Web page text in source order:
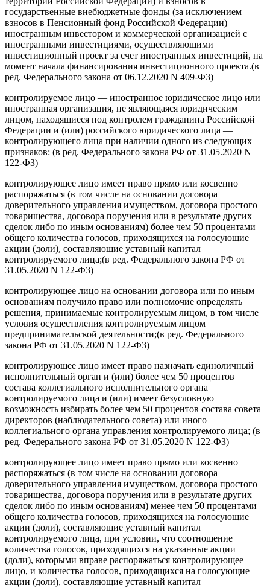
государственные внебюджетные фонды (за исключением
взносов в Пенсионный фонд Российской Федерации)
иностранным инвестором и коммерческой организацией с
иностранными инвестициями, осуществляющими
инвестиционный проект за счет иностранных инвестиций, на
момент начала финансирования инвестиционного проекта.(в
ред. Федерального закона от 06.12.2020 N 409-ФЗ)
контролируемое лицо — иностранное юридическое лицо или
иностранная организация, не являющаяся юридическим
лицом, находящиеся под контролем гражданина Российской
Федерации и (или) российского юридического лица —
контролирующего лица при наличии одного из следующих
признаков: (в ред. Федерального закона РФ от 31.05.2020 N
122-ФЗ)
контролирующее лицо имеет право прямо или косвенно
распоряжаться (в том числе на основании договора
доверительного управления имуществом, договора простого
товарищества, договора поручения или в результате других
сделок либо по иным основаниям) более чем 50 процентами
общего количества голосов, приходящихся на голосующие
акции (доли), составляющие уставный капитал
контролируемого лица;(в ред. Федерального закона РФ от
31.05.2020 N 122-ФЗ)
контролирующее лицо на основании договора или по иным
основаниям получило право или полномочие определять
решения, принимаемые контролируемым лицом, в том числе
условия осуществления контролируемым лицом
предпринимательской деятельности;(в ред. Федерального
закона РФ от 31.05.2020 N 122-ФЗ)
контролирующее лицо имеет право назначать единоличный
исполнительный орган и (или) более чем 50 процентов
состава коллегиального исполнительного органа
контролируемого лица и (или) имеет безусловную
возможность избирать более чем 50 процентов состава совета
директоров (наблюдательного совета) или иного
коллегиального органа управления контролируемого лица; (в
ред. Федерального закона РФ от 31.05.2020 N 122-ФЗ)
контролирующее лицо имеет право прямо или косвенно
распоряжаться (в том числе на основании договора
доверительного управления имуществом, договора простого
товарищества, договора поручения или в результате других
сделок либо по иным основаниям) менее чем 50 процентами
общего количества голосов, приходящихся на голосующие
акции (доли), составляющие уставный капитал
контролируемого лица, при условии, что соотношение
количества голосов, приходящихся на указанные акции
(доли), которыми вправе распоряжаться контролирующее
лицо, и количества голосов, приходящихся на голосующие
акции (доли), составляющие уставный капитал